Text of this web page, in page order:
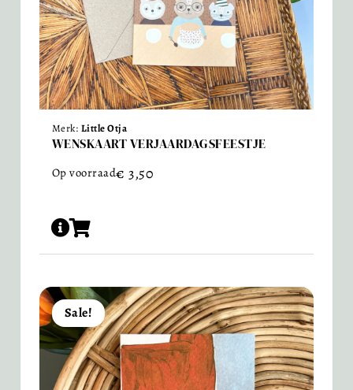
Merk: Little Otja
WENSKAART VERJAARDAGSFEESTJE
Op voorraad€ 3,50
Sale!